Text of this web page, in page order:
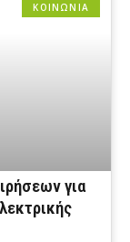
ΚΟΙΝΩΝΙΑ
για